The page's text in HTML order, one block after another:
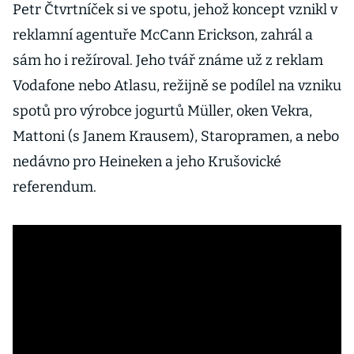
Petr Čtvrtníček si ve spotu, jehož koncept vznikl v
reklamní agentuře McCann Erickson, zahrál a
sám ho i režíroval. Jeho tvář známe už z reklam
Vodafone nebo Atlasu, režijně se podílel na vzniku
spotů pro výrobce jogurtů Müller, oken Vekra,
Mattoni (s Janem Krausem), Staropramen, a nebo
nedávno pro Heineken a jeho Krušovické
referendum.